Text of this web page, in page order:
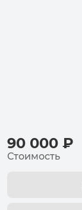
90 000 ₽
Стоимость